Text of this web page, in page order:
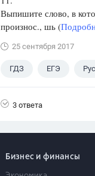
Выпишите слово, в
произнос., шь (
25 сентября 2017
ГДЗ ЕГЭ
3 ответа
Бизнес и финансы